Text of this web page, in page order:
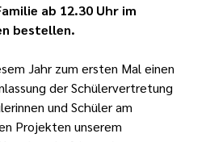
ab 12.30 Uhr im
bestellen.
Jahr zum ersten Mal einen
der Schülervertretung
und Schüler am
Projekten unserem